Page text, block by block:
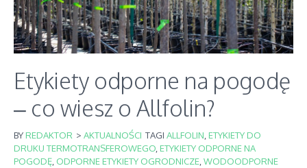
Etykiety odporne na pogodę
– co wiesz o Allfolin?
BYREDAKTOR > AKTUALNOŚCI TAGI ALLFOLIN,ETYKIETY DO
DRUKU TERMOTRANSFEROWEGO,ETYKIETY ODPORNE NA
POGODĘ, ODPORNE ETYKIETY OGRODNICZE,WODOODPORNE